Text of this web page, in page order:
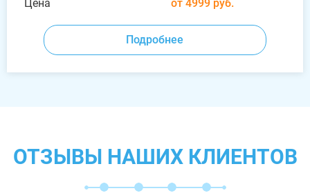
Цена
от 4999 руб.
Подробнее
ОТЗЫВЫ НАШИХ КЛИЕНТОВ